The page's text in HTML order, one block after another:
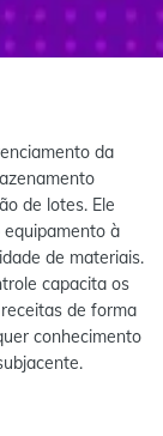
da
de lotes. Ele
à
de materiais.
capacita os
de forma
conhecimento